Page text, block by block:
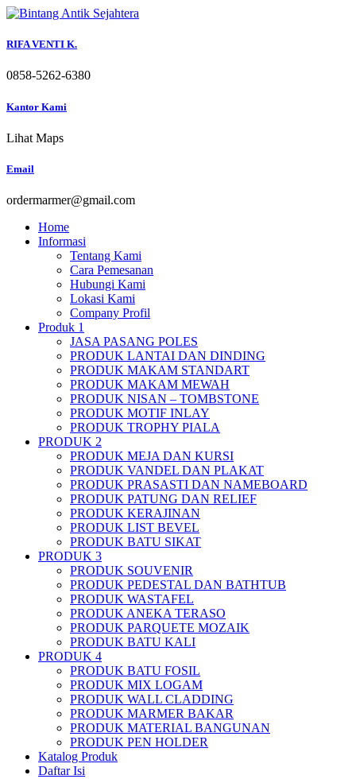
Skip
content
RIFA VENTI K.
0858-5262-6380
Kantor Kami
Lihat Maps
Email
ordermarmer@gmail.com
Home
Informasi
Tentang Kami
Cara Pemesanan
Hubungi Kami
Lokasi Kami
Company Profil
Produk 1
JASA PASANG POLES
PRODUK LANTAI DAN DINDING
PRODUK MAKAM STANDART
PRODUK MAKAM MEWAH
PRODUK NISAN – TOMBSTONE
PRODUK MOTIF INLAY
PRODUK TROPHY PIALA
PRODUK 2
PRODUK MEJA DAN KURSI
PRODUK VANDEL DAN PLAKAT
PRODUK PRASASTI DAN NAMEBOARD
PRODUK PATUNG DAN RELIEF
PRODUK KERAJINAN
PRODUK LIST BEVEL
PRODUK BATU SIKAT
PRODUK 3
PRODUK SOUVENIR
PRODUK PEDESTAL DAN BATHTUB
PRODUK WASTAFEL
PRODUK ANEKA TERASO
PRODUK PARQUETE MOZAIK
PRODUK BATU KALI
PRODUK 4
PRODUK BATU FOSIL
PRODUK MIX LOGAM
PRODUK WALL CLADDING
PRODUK MARMER BAKAR
PRODUK MATERIAL BANGUNAN
PRODUK PEN HOLDER
Katalog Produk
Daftar Isi